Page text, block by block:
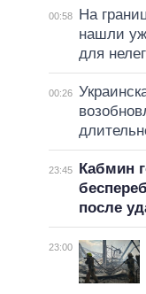
00:58
На
нашли
для
00:26
23:45
Кабмин
после
23:00